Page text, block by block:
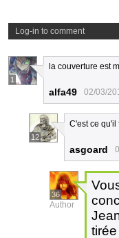
Log-in to comment
1
la couverture est
alfa49 02/03/
12
C'est ce
asgoard
36
Author